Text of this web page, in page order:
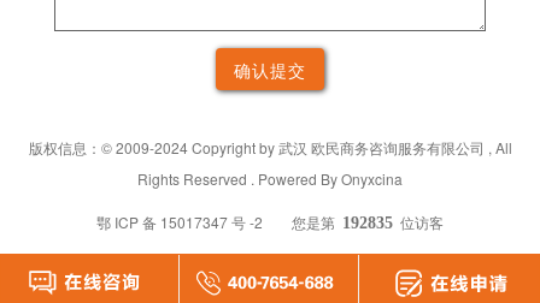
版权信息：©2009-2024 Copyright by武汉 欧民商务咨询服务有限公司 , All
Rights Reserved . Powered By Onyxcina
鄂 ICP 备 15017347 号 -2 您是第 192835 位访客